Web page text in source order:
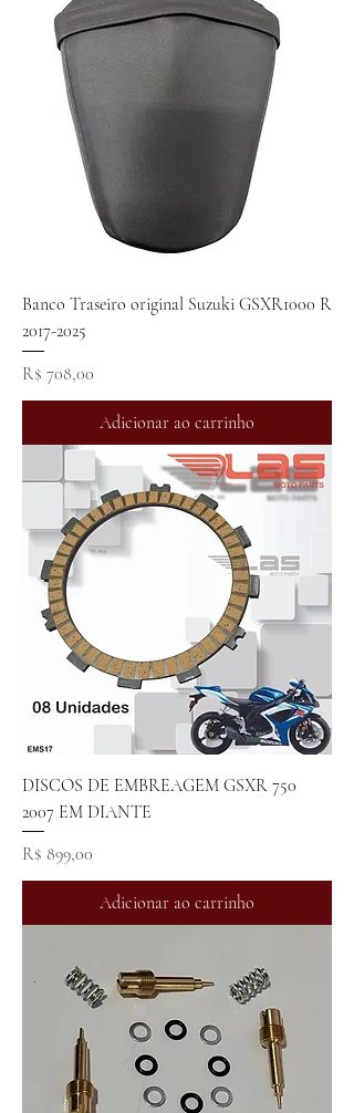
Banco Traseiro original Suzuki GSXR1000 R
2017-2025
Preço
R$ 708,00
Adicionar ao carrinho
DISCOS DE EMBREAGEM GSXR 750
2007 EM DIANTE
Preço
R$ 899,00
Adicionar ao carrinho